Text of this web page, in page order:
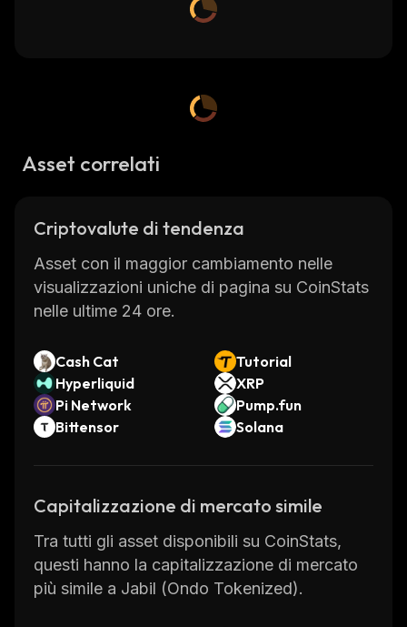
Asset correlati
Criptovalute di tendenza
Asset con il maggior cambiamento nelle
visualizzazioni uniche di pagina su CoinStats
nelle ultime 24 ore.
Cash Cat
Tutorial
Hyperliquid
XRP
Pi Network
Pump.fun
Bittensor
Solana
Capitalizzazione di mercato simile
Tra tutti gli asset disponibili su CoinStats,
questi hanno la capitalizzazione di mercato
più simile a Jabil (Ondo Tokenized).